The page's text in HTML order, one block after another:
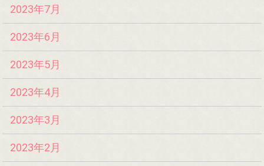
2023年7月
2023年6月
2023年5月
2023年4月
2023年3月
2023年2月